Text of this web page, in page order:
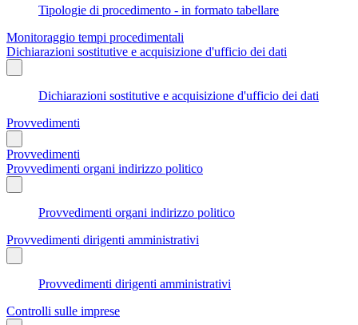
Tipologie di procedimento - in formato tabellare
Monitoraggio tempi procedimentali
Dichiarazioni sostitutive e acquisizione d'ufficio dei dati
Dichiarazioni sostitutive e acquisizione d'ufficio dei dati
Provvedimenti
Provvedimenti
Provvedimenti organi indirizzo politico
Provvedimenti organi indirizzo politico
Provvedimenti dirigenti amministrativi
Provvedimenti dirigenti amministrativi
Controlli sulle imprese